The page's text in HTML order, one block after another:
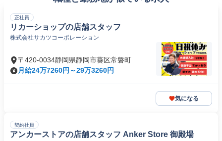
正社員
リカーショップの店舗スタッフ
株式会社サカツコーポレーション
〒420-0034静岡県静岡市葵区常磐町
月給24万7260円～29万3260円
気になる
契約社員
アンカーストアの店舗スタッフ Anker Store 御殿場